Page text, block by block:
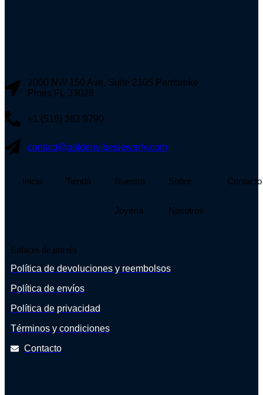
2000 NW 150 Ave, Suite 2105 Pembroke
Pines FL 33028
+1 (516) 362 9790
contact@goldenvibesjewerly.com
Inicio Tienda Nuestra
Joyería
Sobre
Nosotros
Contacto
Enlaces de interés
Política de devoluciones y reembolsos
Política de envíos
Política de privacidad
Términos y condiciones
Contacto